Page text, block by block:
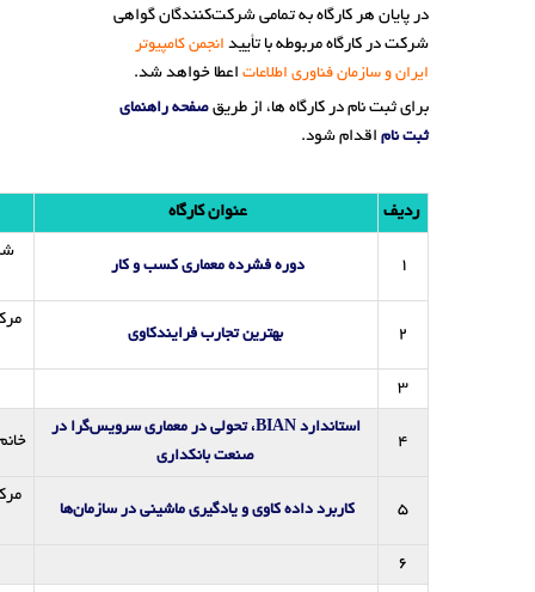
در پایان هر کارگاه به تمامی شرکت‌کنندگان گواهی
شرکت در کارگاه مربوطه با تأیید انجمن کامپیوتر
ایران و سازمان فناوری اطلاعات اعطا خواهد شد.
برای ثبت نام در کارگاه ها، از طریقصفحه راهنمای
ثبت نام اقدام شود.
ردیف عنوان کارگاه
1 دوره فشرده معماری کسب و کار
2 بهترین تجارب فرایندکاوی
3
4
استاندارد BIAN، تحولی در معماری سرویس‌گرا در
صنعت بانکداری
5 کاربرد داده کاوی و یادگیری ماشینی در سازمان‌ها
6